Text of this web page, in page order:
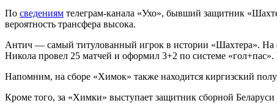
По сведениям телеграм-канала «Ухо», бывший защитник
вероятность трансфера высока.
Антич — самый титулованный игрок в истории «Шахтера». На
Никола провел 25 матчей и оформил 3+2 по системе
Напомним, на сборе «Химок» также находится киргизский
Кроме того, за «Химки» выступает защитник сборной